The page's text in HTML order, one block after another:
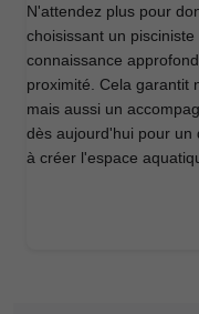
N'attendez plus pour
choisissant un
connaissance
proximité. Cela garantit
mais aussi un
dès aujourd'hui pour un
à créer l'espace